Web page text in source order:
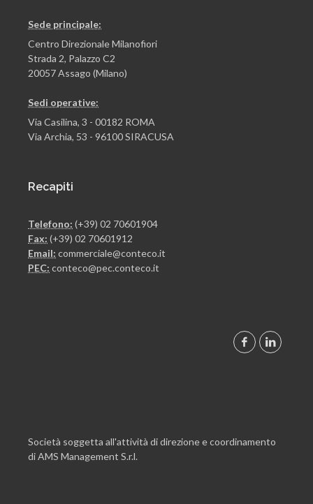
Sede principale:
Centro Direzionale Milanofiori
Strada 2, Palazzo C2
20057 Assago (Milano)
Sedi operative:
Via Casilina, 3 - 00182 ROMA
Via Archia, 53 - 96100 SIRACUSA
Recapiti
Telefono: (+39) 02 70601904
Fax: (+39) 02 70601912
Email: commerciale@conteco.it
PEC: conteco@pec.conteco.it
Società soggetta all'attività di direzione e coordinamento
di AMS Management S.r.l.